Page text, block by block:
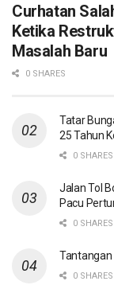
Curhatan
Ketika
Masalah Baru
0 SHARES
Tatar
25 Tahun
0 SHARES
Jalan Tol
Pacu
0 SHARES
Tantangan
0 SHARES